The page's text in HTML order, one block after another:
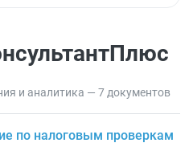
и аналитика — 7 документов
по налоговым проверкам